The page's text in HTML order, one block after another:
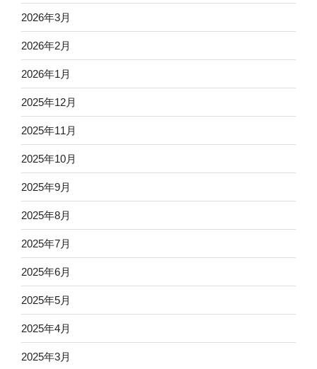
2026年3月
2026年2月
2026年1月
2025年12月
2025年11月
2025年10月
2025年9月
2025年8月
2025年7月
2025年6月
2025年5月
2025年4月
2025年3月